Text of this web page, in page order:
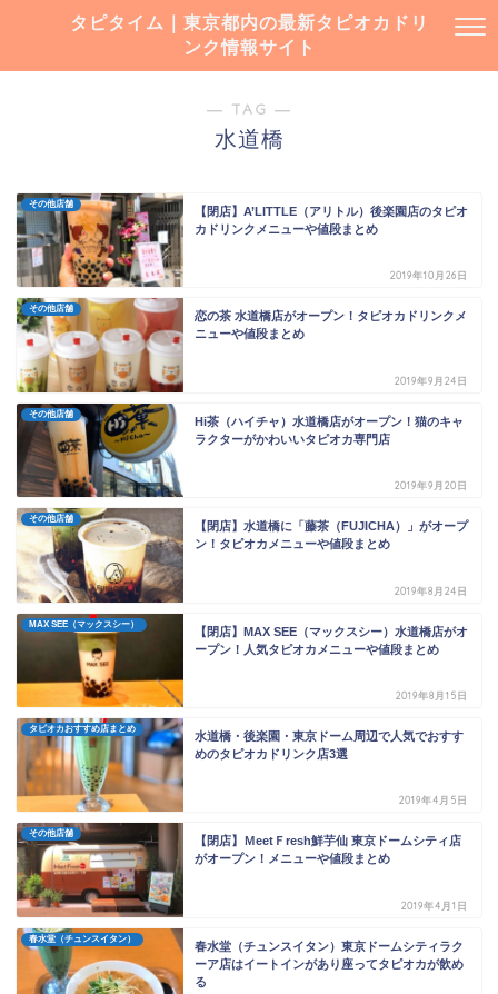
タピタイム｜東京都内の最新タピオカドリ
ンク情報サイト
― TAG ―
水道橋
その他店舗
【閉店】A’LITTLE（アリトル）後楽園店のタピオ
カドリンクメニューや値段まとめ
2019年10月26日
その他店舗
恋の茶 水道橋店がオープン！タピオカドリンクメ
ニューや値段まとめ
2019年9月24日
その他店舗
Hi茶（ハイチャ）水道橋店がオープン！猫のキャ
ラクターがかわいいタピオカ専門店
2019年9月20日
その他店舗
【閉店】水道橋に「藤茶（FUJICHA）」がオープ
ン！タピオカメニューや値段まとめ
2019年8月24日
MAX SEE（マックスシー）
【閉店】MAX SEE（マックスシー）水道橋店がオ
ープン！人気タピオカメニューや値段まとめ
2019年8月15日
タピオカおすすめ店まとめ
水道橋・後楽園・東京ドーム周辺で人気でおすす
めのタピオカドリンク店3選
2019年4月5日
その他店舗
【閉店】ＭeetＦresh鮮芋仙 東京ドームシティ店
がオープン！メニューや値段まとめ
2019年4月1日
春水堂（チュンスイタン）
春水堂（チュンスイタン）東京ドームシティラク
ーア店はイートインがあり座ってタピオカが飲め
る